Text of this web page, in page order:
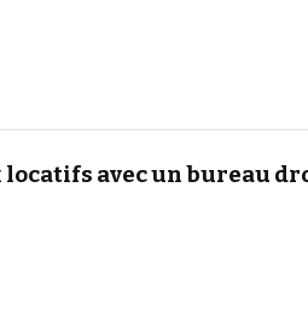
locatifs avec un bureau